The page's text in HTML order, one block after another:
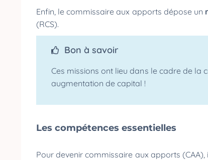
Enfin, le commissaire aux apports dépose un
(RCS).
Bon à savoir
Ces missions ont lieu dans le cadre de la
augmentation de capital !
Les compétences essentielles
Pour devenir commissaire aux apports